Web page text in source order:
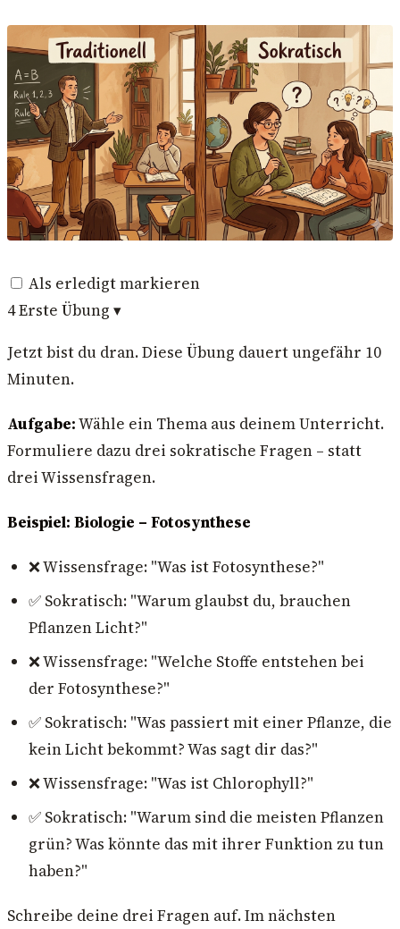
Als erledigt markieren
4Erste Übung ▾
Jetzt bist du dran. Diese Übung dauert ungefähr 10
Minuten.
Aufgabe:Wähle ein Thema aus deinem Unterricht.
Formuliere dazu drei sokratische Fragen – statt
drei Wissensfragen.
Beispiel: Biologie – Fotosynthese
❌ Wissensfrage: "Was ist Fotosynthese?"
✅ Sokratisch: "Warum glaubst du, brauchen
Pflanzen Licht?"
❌ Wissensfrage: "Welche Stoffe entstehen bei
der Fotosynthese?"
✅ Sokratisch: "Was passiert mit einer Pflanze, die
kein Licht bekommt? Was sagt dir das?"
❌ Wissensfrage: "Was ist Chlorophyll?"
✅ Sokratisch: "Warum sind die meisten Pflanzen
grün? Was könnte das mit ihrer Funktion zu tun
haben?"
Schreibe deine drei Fragen auf. Im nächsten